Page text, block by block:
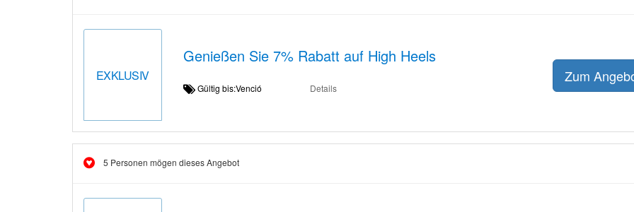
EXKLUSIV
Genießen Sie 7% Rabatt auf High Heels
Gültig bis:Venció Details
Zum
5 Personen mögen dieses Angebot